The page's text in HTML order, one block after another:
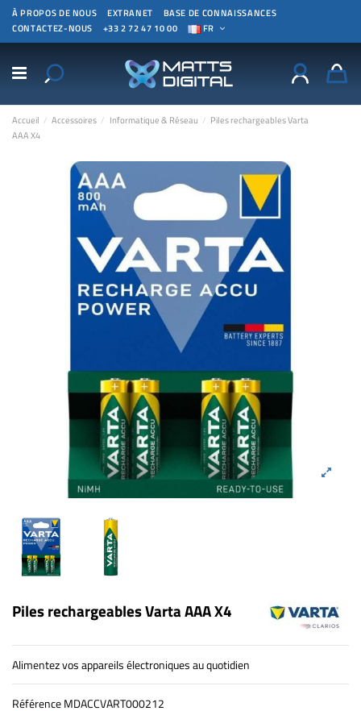
À PROPOS DE NOUS EXTRANET
BASE DE CONNAISSANCES
CONTACTEZ-NOUS
+33 2 72 47 10 00 FR
Accueil Accessoires Informatique & Réseau
Piles rechargeables Varta
AAA X4
Piles rechargeables Varta AAA X4
Alimentez vos appareils électroniques au quotidien
RéférenceMDACCVART000212